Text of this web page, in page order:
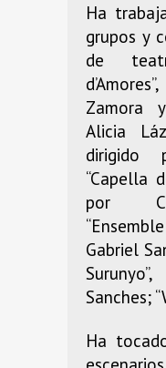
Ha
grupos y
de
Zamora
Alicia
dirigido
“Capella
por
Gabriel
Sanches;
Ha